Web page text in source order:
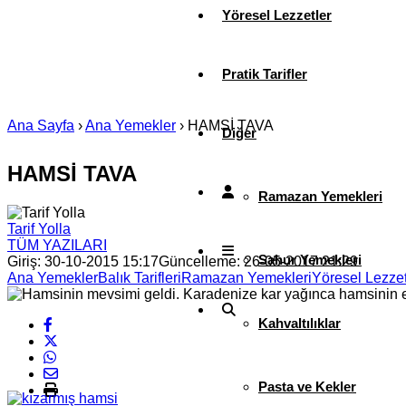
Yöresel Lezzetler
Pratik Tarifler
Diğer
Ramazan Yemekleri
Sahur Yemekleri
Kahvaltılıklar
Pasta ve Kekler
Ana Sayfa ›Ana Yemekler › HAMSİ TAVA
HAMSİ TAVA
Tarif Yolla
TÜM YAZILARI
Giriş: 30-10-2015 15:17Güncelleme: 26-05-2017 21:29
Ana YemeklerBalık TarifleriRamazan YemekleriYöresel